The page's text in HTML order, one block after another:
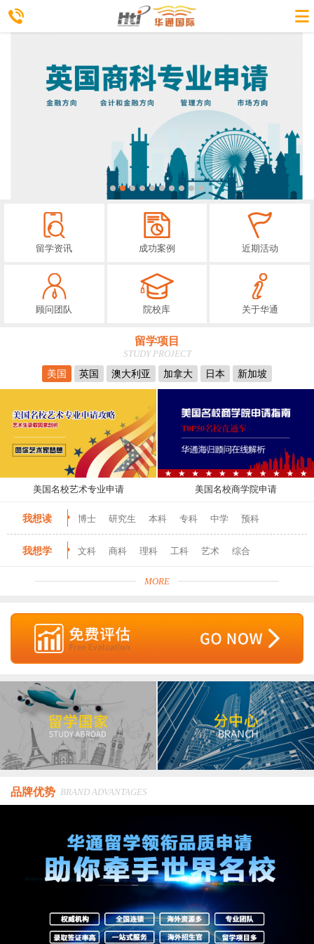
留学资讯 成功案例 近期活动
顾问团队 院校库 关于华通
留学项目
STUDY PROJECT
美国
英国 澳大利亚 加拿大 日本 新加坡
美国名校艺术专业申请 美国名校商学院申请
我想读 博士 研究生 本科 专科 中学 预科
我想学 文科 商科 理科 工科 艺术 综合
MORE
品牌优势 BRAND ADVANTAGES